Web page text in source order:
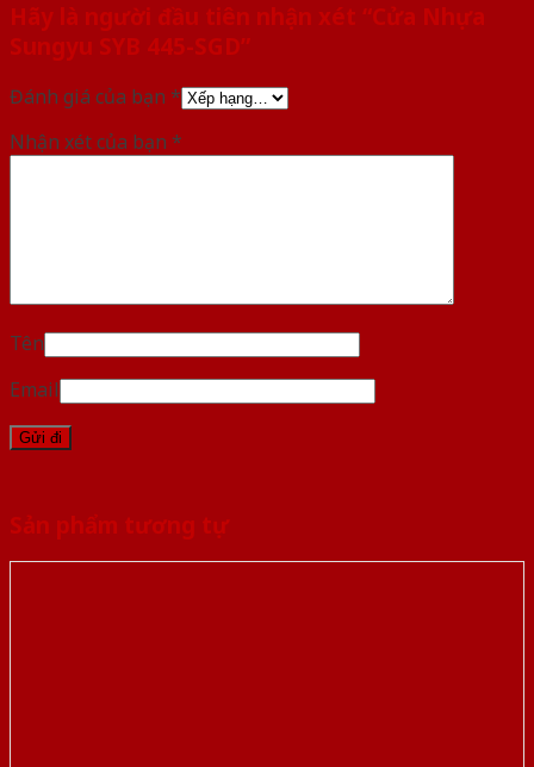
Hãy là người đầu tiên nhận xét “Cửa Nhựa
Sungyu SYB 445-SGD”
Đánh giá của bạn *
Nhận xét của bạn *
Tên
Email
Sản phẩm tương tự